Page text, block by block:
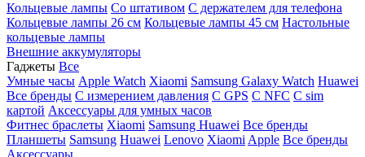
Кольцевые лампы Со штативом C держателем для телефона
Кольцевые лампы 26 см Кольцевые лампы 45 см Настольные
кольцевые лампы
Внешние аккумуляторы
Гаджеты Все
Умные часы Apple Watch Xiaomi Samsung Galaxy Watch Huawei
Все бренды C измерением давления C GPS C NFC C sim
картой Аксессуары для умных часов
Фитнес браслеты Xiaomi Samsung Huawei Все бренды
Планшеты Samsung Huawei Lenovo Xiaomi Apple Все бренды
Аксессуары